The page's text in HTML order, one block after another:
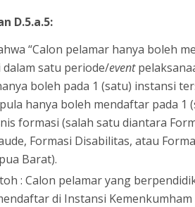
D.5.a.5:
“Calon pelamar hanya boleh
satu periode/event
boleh pada 1 (satu) instansi
hanya boleh mendaftar pada 1
formasi (salah satu diantara
Formasi Disabilitas, atau
Barat).
: Calon pelamar yang
di Instansi